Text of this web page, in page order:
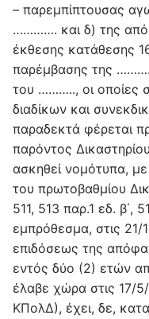
– παρεμπίπτουσας
…………. και δ) της από
έκθεσης κατάθεσης
παρέμβασης της
του ……….., οι οποίες
διαδίκων και
παραδεκτά φέρεται
παρόντος
ασκηθεί νομότυπα,
του πρωτοβαθμίου
511, 513 παρ.1 εδ. β΄,
εμπρόθεσμα, στις
επιδόσεως της
εντός δύο (2) ετών
έλαβε χώρα στις 17/
ΚΠολΔ), έχει, δε,